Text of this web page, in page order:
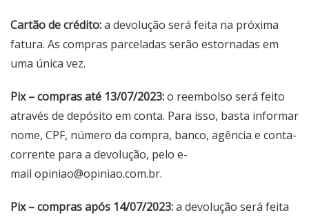
Cartão de crédito:a devolução será feita na próxima
fatura. As compras parceladas serão estornadas em
uma única vez.
Pix – compras até 13/07/2023:o reembolso será feito
através de depósito em conta. Para isso, basta informar
nome, CPF, número da compra, banco, agência e conta-
corrente para a devolução, pelo e-
mail opiniao@opiniao.com.br.
Pix – compras após 14/07/2023:a devolução será feita